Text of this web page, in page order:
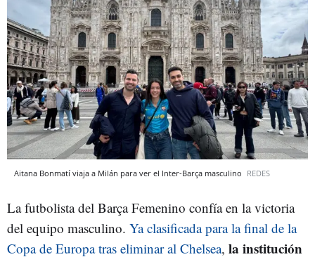
Aitana Bonmatí viaja a Milán para ver el Inter-Barça masculino REDES
La futbolista del Barça Femenino confía en la victoria
del equipo masculino. Ya clasificada para la final de la
Copa de Europa tras eliminar al Chelsea, la institución